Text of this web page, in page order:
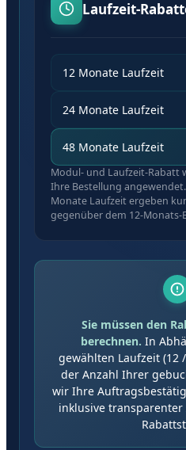
Laufzeit-
12 Monate Laufzeit
24 Monate Laufzeit
48 Monate Laufzeit
Modul- und Laufzeit-Rabatt
Ihre Bestellung
Monate Laufzeit ergeben
gegenüber dem 12-Monats-
Sie müssen den
berechnen. In
gewählten Laufzeit (12
der Anzahl Ihrer
wir Ihre
inklusive